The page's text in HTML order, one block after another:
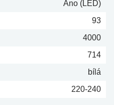
Ano (LED)
93
4000
714
bílá
220-240